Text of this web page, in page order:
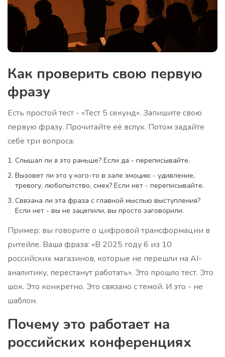
Как проверить свою первую
фразу
Есть простой тест - «Тест 5 секунд». Запишите свою
первую фразу. Прочитайте её вслух. Потом задайте
себе три вопроса:
Слышал ли я это раньше? Если да - переписывайте.
Вызовет ли это у кого-то в зале эмоцию - удивление,
тревогу, любопытство, смех? Если нет - переписывайте.
Связана ли эта фраза с главной мыслью выступления?
Если нет - вы не зацепили, вы просто заговорили.
Пример: вы говорите о цифровой трансформации в
ритейле. Ваша фраза: «В 2025 году 6 из 10
российских магазинов, которые не перешли на AI-
аналитику, перестанут работать». Это прошло тест. Это
шок. Это конкретно. Это связано с темой. И это - не
шаблон.
Почему это работает на
российских конференциях